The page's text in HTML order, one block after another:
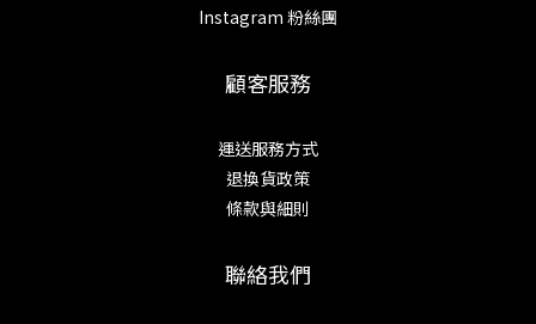
Instagram 粉絲團
顧客服務
運送服務方式
退換貨政策
條款與細則
聯絡我們